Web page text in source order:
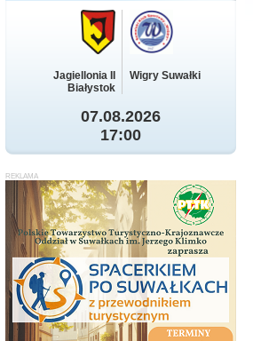
Jagiellonia II
Białystok
Wigry Suwałki
07.08.2026
17:00